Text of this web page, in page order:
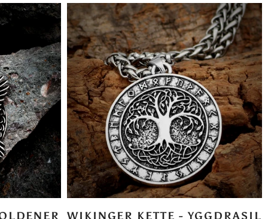
WIKINGER KETTE - YGGDRASIL